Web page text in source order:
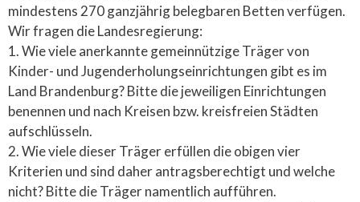
mindestens 270 ganzjährig belegbaren Betten verfügen.
Wir fragen die Landesregierung:
1. Wie viele anerkannte gemeinnützige Träger von
Kinder- und Jugenderholungseinrichtungen gibt es im
Land Brandenburg? Bitte die jeweiligen Einrichtungen
benennen und nach Kreisen bzw. kreisfreien Städten
aufschlüsseln.
2. Wie viele dieser Träger erfüllen die obigen vier
Kriterien und sind daher antragsberechtigt und welche
nicht? Bitte die Träger namentlich aufführen.